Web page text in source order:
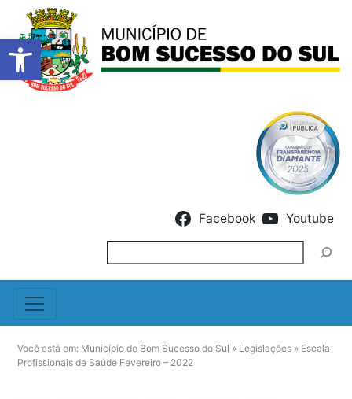
Barra de Ferramentas
Facebook Youtube
Você está em: Município de Bom Sucesso do Sul » Legislações » Escala
Profissionais de Saúde Fevereiro – 2022